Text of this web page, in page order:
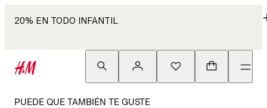
20% EN TODO INFANTIL
PUEDE QUE TAMBIÉN TE GUSTE